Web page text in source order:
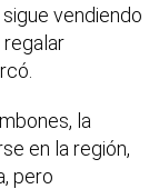
vendiendo
la
en la región,
pero